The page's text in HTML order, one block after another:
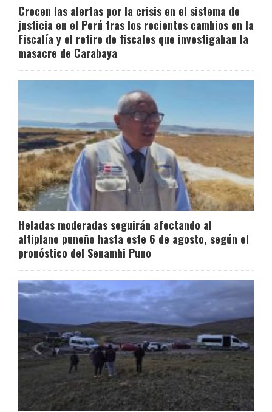
Crecen las alertas por la crisis en el sistema de
justicia en el Perú tras los recientes cambios en la
Fiscalía y el retiro de fiscales que investigaban la
masacre de Carabaya
Heladas moderadas seguirán afectando al
altiplano puneño hasta este 6 de agosto, según el
pronóstico del Senamhi Puno